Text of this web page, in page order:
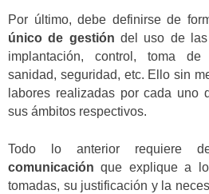
Por último, debe definirse de
único de gestión del uso de
implantación, control, toma de
sanidad, seguridad, etc. Ello sin
labores realizadas por cada uno
sus ámbitos respectivos.
Todo lo anterior requiere
comunicación que explique a
tomadas, su justificación y la